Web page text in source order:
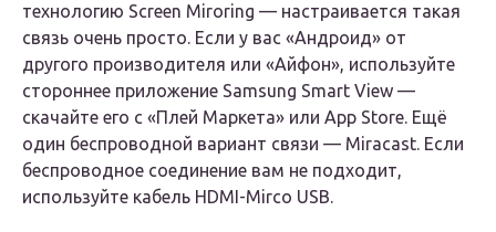
технологию Screen Miroring — настраивается такая
связь очень просто. Если у вас «Андроид» от
другого производителя или «Айфон», используйте
стороннее приложение Samsung Smart View —
скачайте его с «Плей Маркета» или App Store. Ещё
один беспроводной вариант связи — Miracast. Если
беспроводное соединение вам не подходит,
используйте кабель HDMI-Mirco USB.